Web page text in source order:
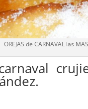
OREJAS de CARNAVAL las